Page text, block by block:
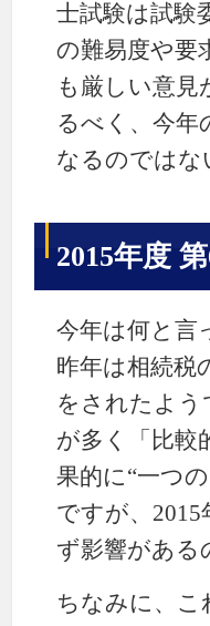
士試験は試験
の難易度や要
も厳しい意
るべく、今年
なるのではな
2015年度
今年は何と言
昨年は相続税
をされたよう
が多く「比較
果的に“一つ
ですが、
ず影響がある
ちなみに、こ